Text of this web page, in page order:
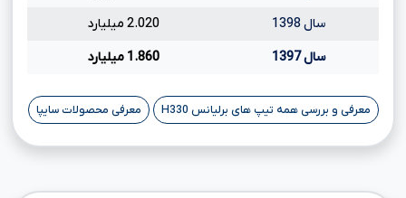
سال 1398
2.020 میلیارد
سال 1397
1.860 میلیارد
معرفی و بررسی همه تیپ های برلیانس H330 معرفی محصولات سایپا